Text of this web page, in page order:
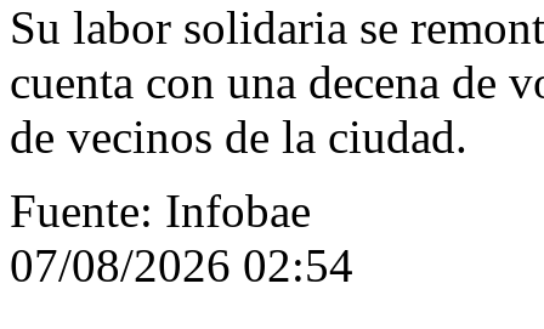
Su labor solidaria se
cuenta con una decena de
de vecinos de la ciudad.
Fuente: Infobae
07/08/2026 02:54